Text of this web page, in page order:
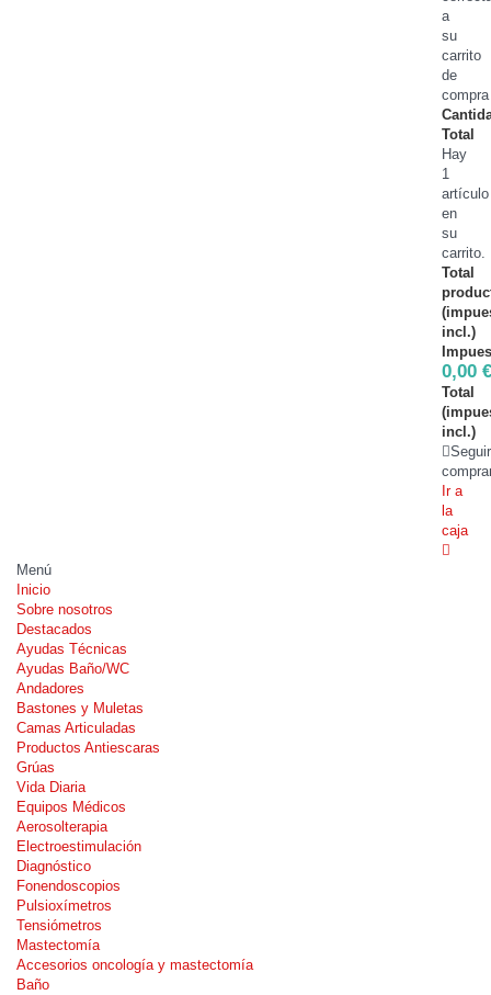
a
su
carrito
de
compra
Total
Hay
1
artículo
en
su
carrito.
Total
incl.)
0,00
Total
incl.)
Seguir
Ir a
la
caja
Menú
Inicio
Sobre nosotros
Destacados
Ayudas Técnicas
Ayudas Baño/WC
Andadores
Bastones y Muletas
Camas Articuladas
Productos Antiescaras
Grúas
Vida Diaria
Equipos Médicos
Aerosolterapia
Electroestimulación
Diagnóstico
Fonendoscopios
Pulsioxímetros
Tensiómetros
Mastectomía
Accesorios oncología y mastectomía
Baño